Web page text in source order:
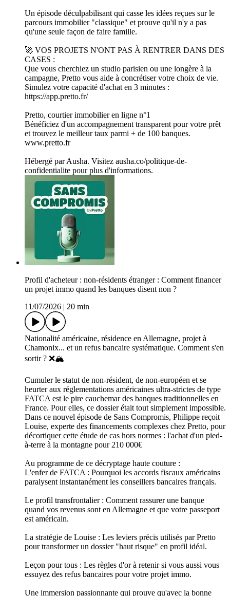
Un épisode déculpabilisant qui casse les idées reçues sur le
parcours immobilier "classique" et prouve qu'il n'y a pas
qu'une seule façon de faire famille.
🚀 VOS PROJETS N'ONT PAS À RENTRER DANS DES
CASES :
Que vous cherchiez un studio parisien ou une longère à la
campagne, Pretto vous aide à concrétiser votre choix de vie.
Simulez votre capacité d'achat en 3 minutes :
https://app.pretto.fr/
Pretto, courtier immobilier en ligne n°1
Bénéficiez d'un accompagnement transparent pour votre prêt
et trouvez le meilleur taux parmi + de 100 banques.
www.pretto.fr
Hébergé par Ausha. Visitez ausha.co/politique-de-
confidentialite pour plus d'informations.
Profil d'acheteur : non-résidents étranger : Comment financer
un projet immo quand les banques disent non ?
11/07/2026
20 min
Nationalité américaine, résidence en Allemagne, projet à
Chamonix... et un refus bancaire systématique. Comment s'en
sortir ? ❌🏔️
Cumuler le statut de non-résident, de non-européen et se
heurter aux réglementations américaines ultra-strictes de type
FATCA est le pire cauchemar des banques traditionnelles en
France. Pour elles, ce dossier était tout simplement impossible.
Dans ce nouvel épisode de Sans Compromis, Philippe reçoit
Louise, experte des financements complexes chez Pretto, pour
décortiquer cette étude de cas hors normes : l'achat d'un pied-
à-terre à la montagne pour 210 000€
Au programme de ce décryptage haute couture :
L'enfer de FATCA : Pourquoi les accords fiscaux américains
paralysent instantanément les conseillers bancaires français.
Le profil transfrontalier : Comment rassurer une banque
quand vos revenus sont en Allemagne et que votre passeport
est américain.
La stratégie de Louise : Les leviers précis utilisés par Pretto
pour transformer un dossier "haut risque" en profil idéal.
Leçon pour tous : Les règles d'or à retenir si vous aussi vous
essuyez des refus bancaires pour votre projet immo.
Une immersion passionnante qui prouve qu'avec la bonne